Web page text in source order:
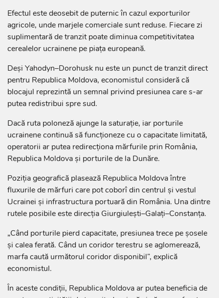
Efectul este deosebit de puternic în cazul exporturilor
agricole, unde marjele comerciale sunt reduse. Fiecare zi
suplimentară de tranzit poate diminua competitivitatea
cerealelor ucrainene pe piața europeană.
Deși Yahodyn–Dorohusk nu este un punct de tranzit direct
pentru Republica Moldova, economistul consideră că
blocajul reprezintă un semnal privind presiunea care s-ar
putea redistribui spre sud.
Dacă ruta poloneză ajunge la saturație, iar porturile
ucrainene continuă să funcționeze cu o capacitate limitată,
operatorii ar putea redirecționa mărfurile prin România,
Republica Moldova și porturile de la Dunăre.
Poziția geografică plasează Republica Moldova între
fluxurile de mărfuri care pot coborî din centrul și vestul
Ucrainei și infrastructura portuară din România. Una dintre
rutele posibile este direcția Giurgiulești–Galați–Constanța.
„Când porturile pierd capacitate, presiunea trece pe șosele
și calea ferată. Când un coridor terestru se aglomerează,
marfa caută următorul coridor disponibil”, explică
economistul.
În aceste condiții, Republica Moldova ar putea beneficia de